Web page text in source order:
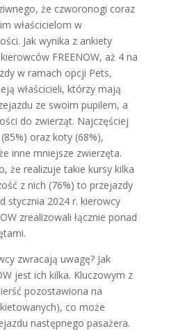
że czworonogi coraz
właścicielom w
Jak wynika z ankiety
FREENOW, aż 4 na
w ramach opcji Pets,
właścicieli, którzy mają
ze swoim pupilem, a
do zwierząt. Najczęściej
oraz koty (68%),
inne mniejsze zwierzęta.
że realizuje takie kursy kilka
z nich (76%) to przejazdy
stycznia 2024 r. kierowcy
zrealizowali łącznie ponad
zwracają uwagę? Jak
jest ich kilka. Kluczowym z
pozostawiona na
co może
następnego pasażera.